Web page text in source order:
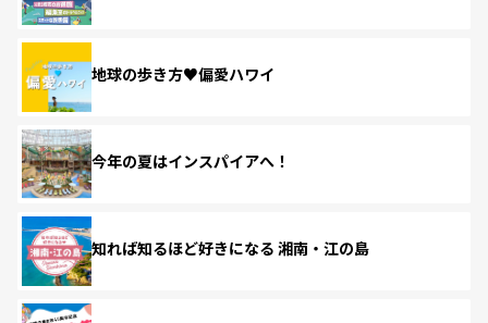
地球の歩き方♥偏愛ハワイ
今年の夏はインスパイアへ！
知れば知るほど好きになる 湘南・江の島